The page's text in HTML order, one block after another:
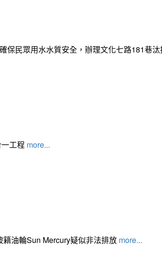
保民眾用水水質安全，辦理文化七路181巷
工程 more...
油輪Sun Mercury疑似非法排放 more...